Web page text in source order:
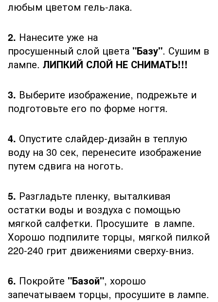
любым цветом гель-лака.
2. Нанесите уже на
просушенный слой цвета "Базу". Сушим в
лампе. ЛИПКИЙ СЛОЙ НЕ СНИМАТЬ!!!
3. Выберите изображение, подрежьте и
подготовьте его по форме ногтя.
4. Опустите слайдер-дизайн в теплую
воду на 30 сек, перенесите изображение
путем сдвига на ноготь.
5. Разгладьте пленку, выталкивая
остатки воды и воздуха с помощью
мягкой салфетки. Просушите в лампе.
Хорошо подпилите торцы, мягкой пилкой
220-240 грит движениями сверху-вниз.
6. Покройте "Базой", хорошо
запечатываем торцы, просушите в лампе.